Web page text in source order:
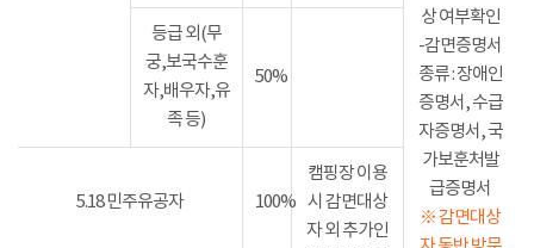
상 여부확인
-감면증명서
종류 : 장애인
증명서, 수급
자증명서, 국
가보훈처발
급증명서
※ 감면대상
등급 외(무
궁,보국수훈
자,배우자,유
족 등)
50%
5.18 민주유공자 100%
캠핑장 이용
시 감면대상
자 외 추가인